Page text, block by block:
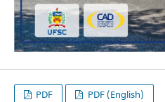
PDF PDF (English)